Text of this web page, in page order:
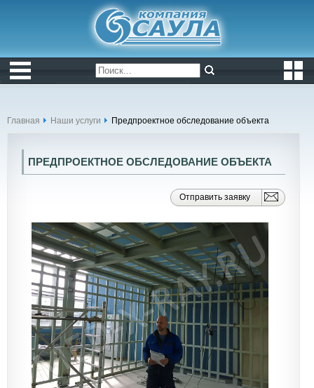
Главная Наши услуги Предпроектное обследование объекта
ПРЕДПРОЕКТНОЕ ОБСЛЕДОВАНИЕ ОБЪЕКТА
Отправить заявку